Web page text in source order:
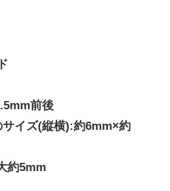
前後
イズ(縦横):約6mm×約
約5mm